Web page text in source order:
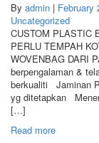
By admin | February
Uncategorized
CUSTOM PLASTIC
PERLU TEMPAH
WOVENBAG DARI
berpengalaman &
berkualiti Jaminan
yg ditetapkan
[…]
Read more